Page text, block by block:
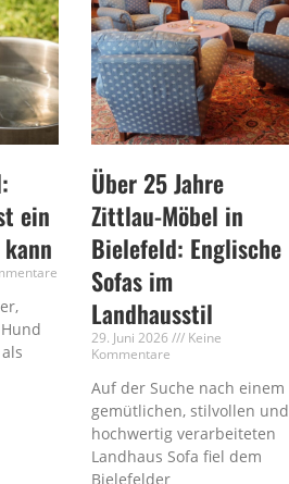
ein
Über 25 Jahre
Zittlau-Möbel in
Bielefeld: Englische
Sofas im
Landhausstil
29. Juni 2026
Keine
Kommentare
Auf der Suche nach einem
gemütlichen, stilvollen und
hochwertig verarbeiteten
Landhaus Sofa fiel dem
Bielefelder